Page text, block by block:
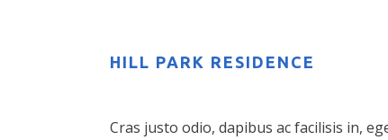
HILL PARK RESIDENCE
Cras justo odio, dapibus ac facilisis in,